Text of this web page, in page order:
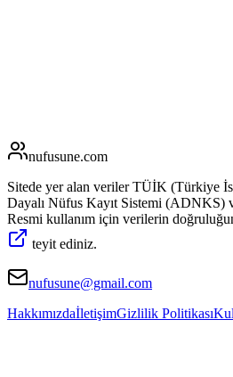
nufusune.com
Sitede yer alan veriler TÜİK (Türkiye
Dayalı Nüfus Kayıt Sistemi (ADNKS)
Resmi kullanım için verilerin
teyit ediniz.
nufusune@gmail.com
HakkımızdaİletişimGizlilik Politikası